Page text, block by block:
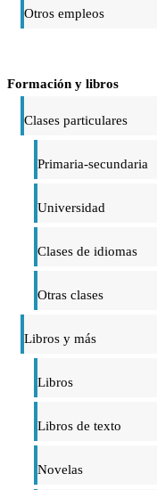
Otros empleos
Formación y libros
Clases particulares
Primaria-secundaria
Universidad
Clases de idiomas
Otras clases
Libros y más
Libros
Libros de texto
Novelas